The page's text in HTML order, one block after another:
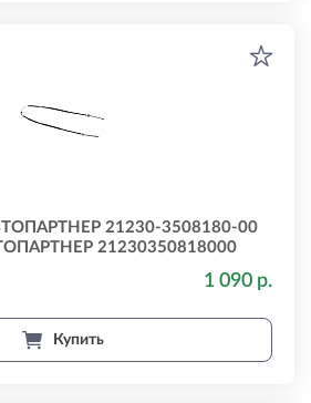
21230-3508180-00
21230350818000
1 090 р.
Купить